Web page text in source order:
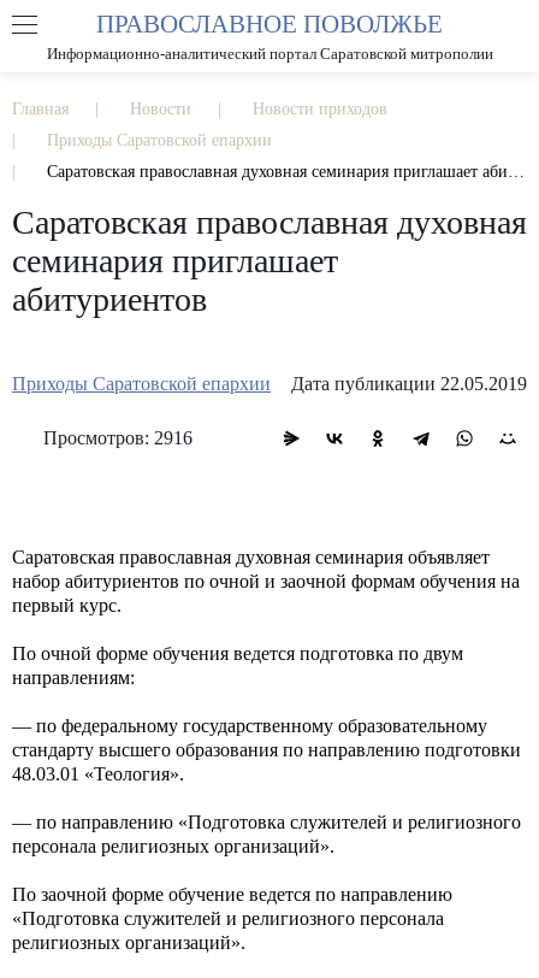
РАЗМЕР ШРИФТА А А
ПРАВОСЛАВНОЕ ПОВОЛЖЬЕ
Информационно-аналитический портал Саратовской митрополии
Главная Новости
Новости приходов
Приходы Саратовской епархии
Саратовская православная духовная семинария приглашает абитуриентов
Саратовская православная духовная
семинария приглашает
абитуриентов
Приходы Саратовской епархии Дата публикации 22.05.2019
Просмотров: 2916
Саратовская православная духовная семинария объявляет
набор абитуриентов по очной и заочной формам обучения на
первый курс.
По очной форме обучения ведется подготовка по двум
направлениям:
— по федеральному государственному образовательному
стандарту высшего образования по направлению подготовки
48.03.01 «Теология».
— по направлению «Подготовка служителей и религиозного
персонала религиозных организаций».
По заочной форме обучение ведется по направлению
«Подготовка служителей и религиозного персонала
религиозных организаций».